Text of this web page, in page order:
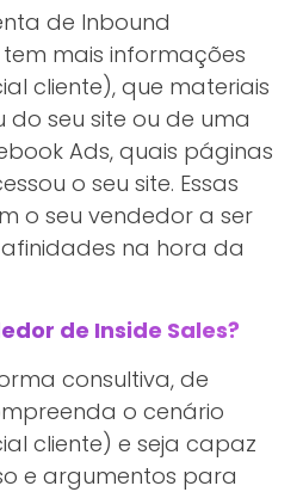
de Inbound
mais informações
cliente), que materiais
do seu site ou de uma
Ads, quais páginas
o seu site. Essas
o seu vendedor a ser
na hora da
de Inside Sales?
consultiva, de
o cenário
cliente) e seja capaz
e argumentos para